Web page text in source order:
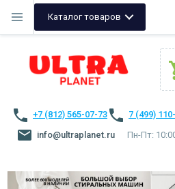
Каталог товаров
+7 (812) 565-07-73
7 (499)
info@ultraplanet.ru
Пн-Пт: